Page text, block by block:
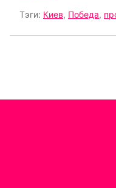
Тэги: Киев, Победа,